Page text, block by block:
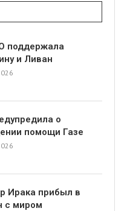
поддержала
и Ливан
о
помощи Газе
Ирака прибыл в
с миром